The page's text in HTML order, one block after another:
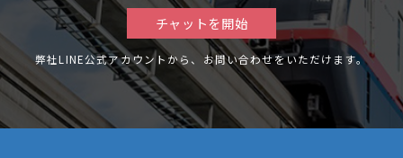
チャットを開始
弊社LINE公式アカウントから、お問い合わせをいただけます。